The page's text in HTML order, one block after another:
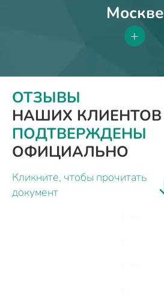
Москве
+
ОТЗЫВЫ
НАШИХ КЛИЕНТОВ
ПОДТВЕРЖДЕНЫ
ОФИЦИАЛЬНО
Кликните, чтобы прочитать
документ